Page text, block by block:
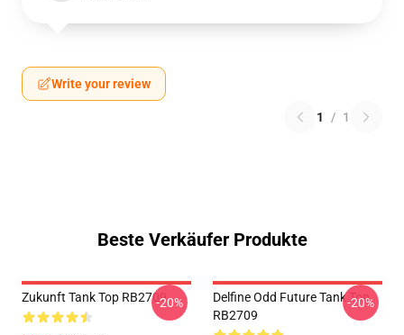
Write your review
1 / 1
Beste Verkäufer Produkte
Zukunft Tank Top RB2709-20%
Delfine Odd Future Tank Top
RB2709
-20%